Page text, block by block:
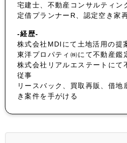
宅建士、不動産コンサルティン
定借プランナーR、認定空き家
-経歴-
株式会社MDIにて土地活用の提
東洋プロパティ㈱にて不動産鑑
株式会社リアルエステートにて
従事
リースバック、買取再販、借地
き案件を手がける